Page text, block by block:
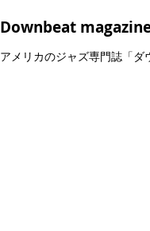
Downbeat magazine
アメリカのジャズ専門誌「